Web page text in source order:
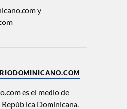
y
es el medio de
Dominicana.